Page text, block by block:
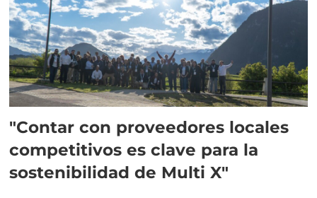
"Contar con proveedores locales
competitivos es clave para la
sostenibilidad de Multi X"